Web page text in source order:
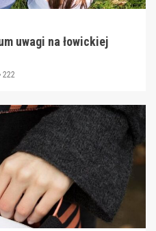
uwagi na łowickiej
222